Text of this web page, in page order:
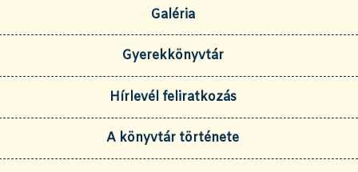
Galéria
Gyerekkönyvtár
Hírlevél feliratkozás
A könyvtár története